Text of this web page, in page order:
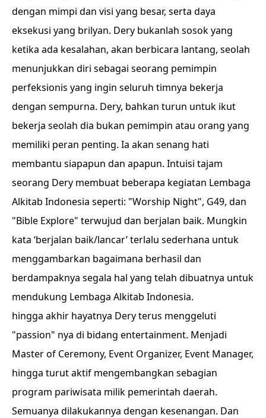
dengan mimpi dan visi yang besar, serta daya
eksekusi yang brilyan. Dery bukanlah sosok yang
ketika ada kesalahan, akan berbicara lantang, seolah
menunjukkan diri sebagai seorang pemimpin
perfeksionis yang ingin seluruh timnya bekerja
dengan sempurna. Dery, bahkan turun untuk ikut
bekerja seolah dia bukan pemimpin atau orang yang
memiliki peran penting. Ia akan senang hati
membantu siapapun dan apapun. Intuisi tajam
seorang Dery membuat beberapa kegiatan Lembaga
Alkitab Indonesia seperti: "Worship Night", G49, dan
"Bible Explore" terwujud dan berjalan baik. Mungkin
kata ‘berjalan baik/lancar’ terlalu sederhana untuk
menggambarkan bagaimana berhasil dan
berdampaknya segala hal yang telah dibuatnya untuk
mendukung Lembaga Alkitab Indonesia.
hingga akhir hayatnya Dery terus menggeluti
"passion" nya di bidang entertainment. Menjadi
Master of Ceremony, Event Organizer, Event Manager,
hingga turut aktif mengembangkan sebagian
program pariwisata milik pemerintah daerah.
Semuanya dilakukannya dengan kesenangan. Dan